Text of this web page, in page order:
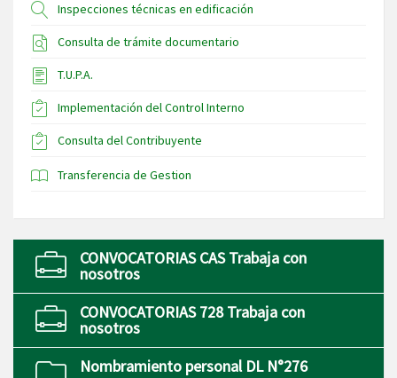
Inspecciones técnicas en edificación
Consulta de trámite documentario
T.U.P.A.
Implementación del Control Interno
Consulta del Contribuyente
Transferencia de Gestion
CONVOCATORIAS CAS Trabaja con
nosotros
CONVOCATORIAS 728 Trabaja con
nosotros
Nombramiento personal DL N°276